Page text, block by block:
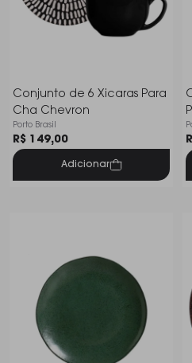
Conjunto de 6 Xicaras Para
Cha Chevron
Porto Brasil
R$ 149,00
Adicionar